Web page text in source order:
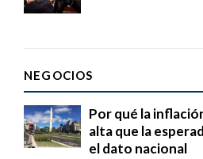
NEGOCIOS
Por qué la
alta que la
el dato nacional